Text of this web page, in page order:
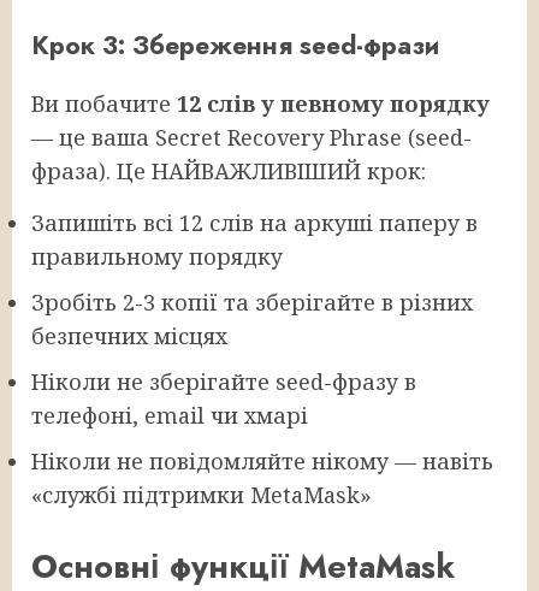
Крок 3: Збереження seed-фрази
Ви побачите 12 слів у певному порядку
— це ваша Secret Recovery Phrase (seed-
фраза). Це НАЙВАЖЛИВІШИЙ крок:
Запишіть всі 12 слів на аркуші паперу в
правильному порядку
Зробіть 2-3 копії та зберігайте в різних
безпечних місцях
Ніколи не зберігайте seed-фразу в
телефоні, email чи хмарі
Ніколи не повідомляйте нікому — навіть
«службі підтримки MetaMask»
Основні функції MetaMask